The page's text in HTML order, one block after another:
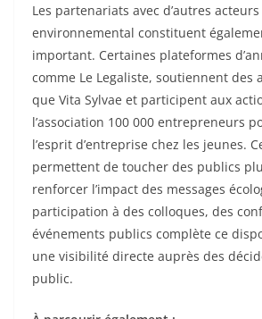
Les partenariats avec d’autres
environnemental constituent
important. Certaines plateformes
comme Le Legaliste, soutiennent des
que Vita Sylvae et participent aux
l’association 100 000 entrepreneurs
l’esprit d’entreprise chez les jeunes.
permettent de toucher des publics
renforcer l’impact des messages
participation à des colloques, des
événements publics complète ce
une visibilité directe auprès des
public.